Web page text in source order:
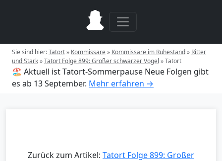
Sie sind hier:Tatort» Kommissare» Kommissare im Ruhestand» Ritter
und Stark»Tatort Folge 899: Großer schwarzer Vogel »Tatort
🏖️ Aktuell ist Tatort-Sommerpause Neue Folgen gibt
es ab 13 September. Mehr erfahren →
Zurück zum Artikel: Tatort Folge 899: Großer